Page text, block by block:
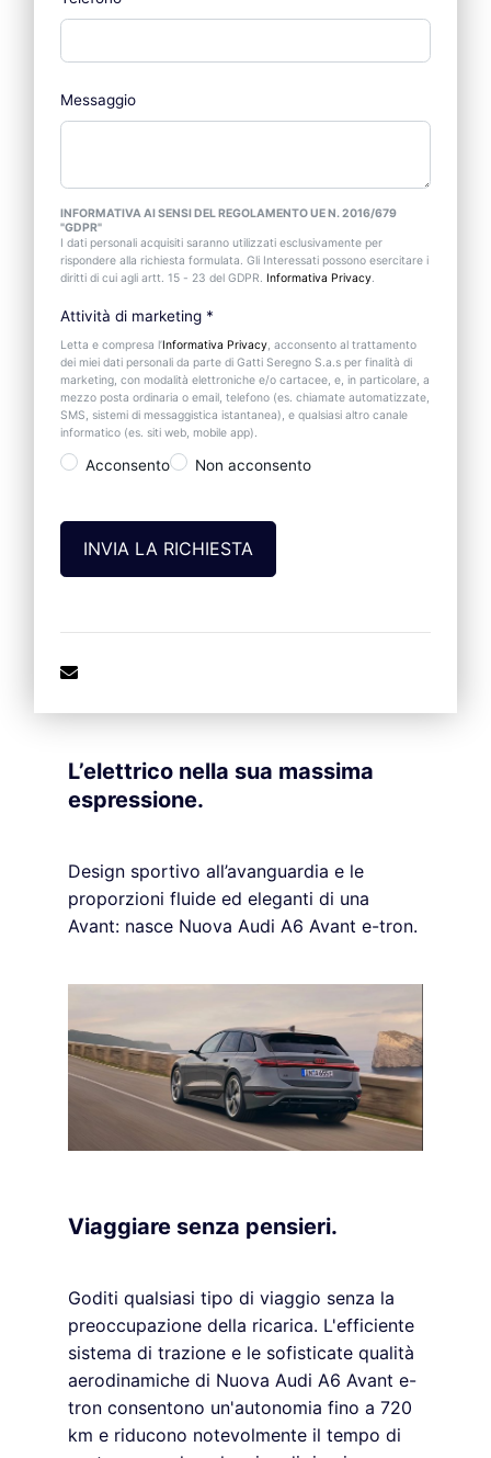
Messaggio
INFORMATIVA AI SENSI DEL REGOLAMENTO UE N. 2016/679
"GDPR"
I dati personali acquisiti saranno utilizzati esclusivamente per
rispondere alla richiesta formulata. Gli Interessati possono esercitare i
diritti di cui agli artt. 15 - 23 del GDPR. Informativa Privacy.
Attività di marketing *
Letta e compresa l’Informativa Privacy, acconsento al trattamento
dei miei dati personali da parte di Gatti Seregno S.a.s per finalità di
marketing, con modalità elettroniche e/o cartacee, e, in particolare, a
mezzo posta ordinaria o email, telefono (es. chiamate automatizzate,
SMS, sistemi di messaggistica istantanea), e qualsiasi altro canale
informatico (es. siti web, mobile app).
Acconsento Non acconsento
L’elettrico nella sua massima
espressione.
Design sportivo all’avanguardia e le
proporzioni fluide ed eleganti di una
Avant: nasce Nuova Audi A6 Avant e-tron.
Viaggiare senza pensieri.
Goditi qualsiasi tipo di viaggio senza la
preoccupazione della ricarica. L'efficiente
sistema di trazione e le sofisticate qualità
aerodinamiche di Nuova Audi A6 Avant e-
tron consentono un'autonomia fino a 720
km e riducono notevolmente il tempo di